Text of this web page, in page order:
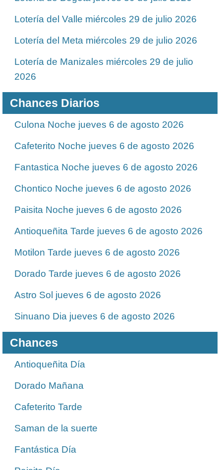
Lotería del Valle miércoles 29 de julio 2026
Lotería del Meta miércoles 29 de julio 2026
Lotería de Manizales miércoles 29 de julio
2026
Chances Diarios
Culona Noche jueves 6 de agosto 2026
Cafeterito Noche jueves 6 de agosto 2026
Fantastica Noche jueves 6 de agosto 2026
Chontico Noche jueves 6 de agosto 2026
Paisita Noche jueves 6 de agosto 2026
Antioqueñita Tarde jueves 6 de agosto 2026
Motilon Tarde jueves 6 de agosto 2026
Dorado Tarde jueves 6 de agosto 2026
Astro Sol jueves 6 de agosto 2026
Sinuano Dia jueves 6 de agosto 2026
Chances
Antioqueñita Día
Dorado Mañana
Cafeterito Tarde
Saman de la suerte
Fantástica Día